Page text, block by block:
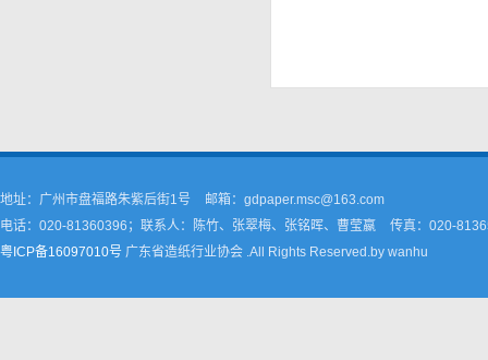
地址：广州市盘福路朱紫后街1号
邮箱：gdpaper.msc@163.com
电话：020-81360396；联系人：陈竹、张翠梅、张铭晖、曹莹嬴
传真：020-
粤ICP备16097010号 广东省造纸行业协会 .All Rights Reserved.by wanhu